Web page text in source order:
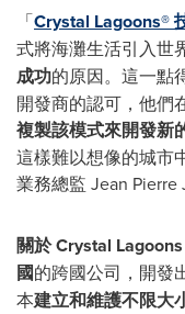
「Crystal Lagoons®
式將海灘生活引入世
成功的原因。這一點
開發商的認可，他們
複製該模式來開發新
這樣難以想像的城市
業務總監 Jean Pierre
關於Crystal Lagoons
國的跨國公司，開發
本建立和維護不限大